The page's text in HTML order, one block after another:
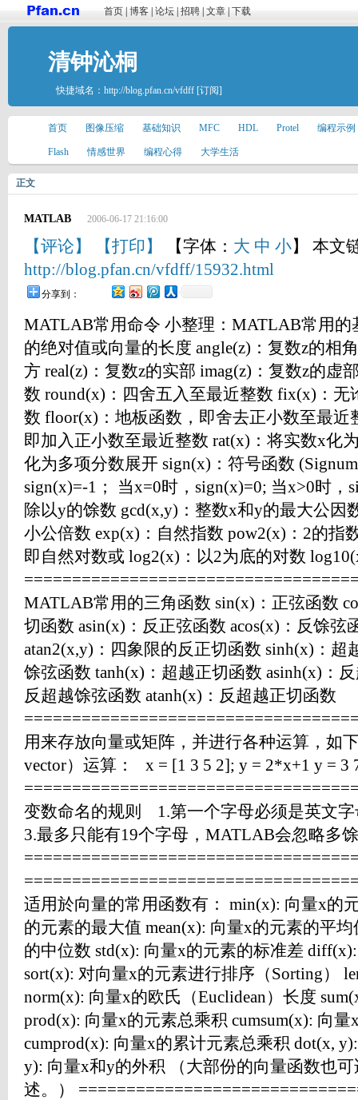
首页 博客 论坛 招聘 文章 下载
清钟沁桐
快捷域名： http://blog.pfan.cn/vfdff [订阅]
首页 图像压缩 基础知识 MFC HDL Protel 编程示例
Flash 情感世界 编程心得 大学生活
正文
MATLAB 2006-06-17 21:16:00
【评论】 【打印】 【字体： 大 中 小】 本文
http://blog.pfan.cn/vfdff/15932.html
分享到：
MATLAB常用命令 小整理：MATLAB常用的
的绝对值或向量的长度 angle(z)：复数z的相
方 real(z)：复数z的实部 imag(z)：复数z的虚
数 round(x)：四舍五入至最近整数 fix(x)：
数 floor(x)：地板函数，即舍去正小数至最近
即加入正小数至最近整数 rat(x)：将实数x化
化为多项分数展开 sign(x)：符号函数
sign(x)=-1； 当x=0时，sign(x)=0; 当x>0时，
除以y的馀数 gcd(x,y)：整数x和y的最大公因
小公倍数 exp(x)：自然指数 pow2(x)：2的指
即自然对数或 log2(x)：以2为底的对数
MATLAB常用的三角函数 sin(x)：正弦函数
切函数 asin(x)：反正弦函数 acos(x)：反馀弦
atan2(x,y)：四象限的反正切函数 sinh(x)：超
馀弦函数 tanh(x)：超越正切函数 asinh(x)：
反超越馀弦函数 atanh(x)：反超越正切函数
用来存放向量或矩阵，并进行各种运算，如
vector）运算： x = [1 3 5 2]; y = 2*x+1 y = 3
变数命名的规则 1.第一个字母必须是英文
3.最多只能有19个字母，MATLAB会忽略多
适用於向量的常用函数有： min(x): 向量x的
的元素的最大值 mean(x): 向量x的元素的平
的中位数 std(x): 向量x的元素的标准差
sort(x): 对向量x的元素进行排序（Sorting）
norm(x): 向量x的欧氏（Euclidean）长度
prod(x): 向量x的元素总乘积 cumsum(x): 向
cumprod(x): 向量x的累计元素总乘积 dot(x,
y): 向量x和y的外积 （大部份的向量函数也
述。）